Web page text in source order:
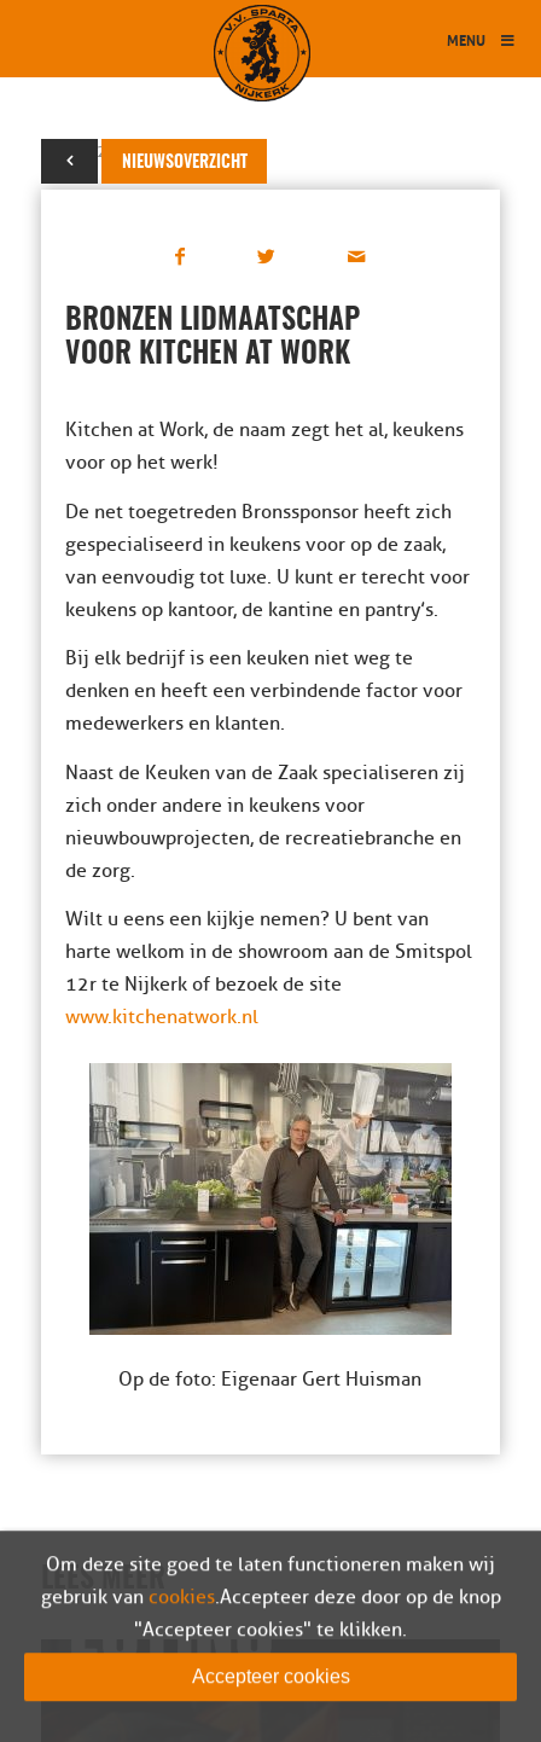
MENU
NIEUWSOVERZICHT
02 juni 2023
BRONZEN LIDMAATSCHAP
VOOR KITCHEN AT WORK
Kitchen at Work, de naam zegt het al, keukens
voor op het werk!
De net toegetreden Bronssponsor heeft zich
gespecialiseerd in keukens voor op de zaak,
van eenvoudig tot luxe. U kunt er terecht voor
keukens op kantoor, de kantine en pantry’s.
Bij elk bedrijf is een keuken niet weg te
denken en heeft een verbindende factor voor
medewerkers en klanten.
Naast de Keuken van de Zaak specialiseren zij
zich onder andere in keukens voor
nieuwbouwprojecten, de recreatiebranche en
de zorg.
Wilt u eens een kijkje nemen? U bent van
harte welkom in de showroom aan de Smitspol
12r te Nijkerk of bezoek de site
www.kitchenatwork.nl
Op de foto: Eigenaar Gert Huisman
LEES MEER
Om deze site goed te laten functioneren maken wij
gebruik van cookies. Accepteer deze door op de knop
"Accepteer cookies" te klikken.
Accepteer cookies